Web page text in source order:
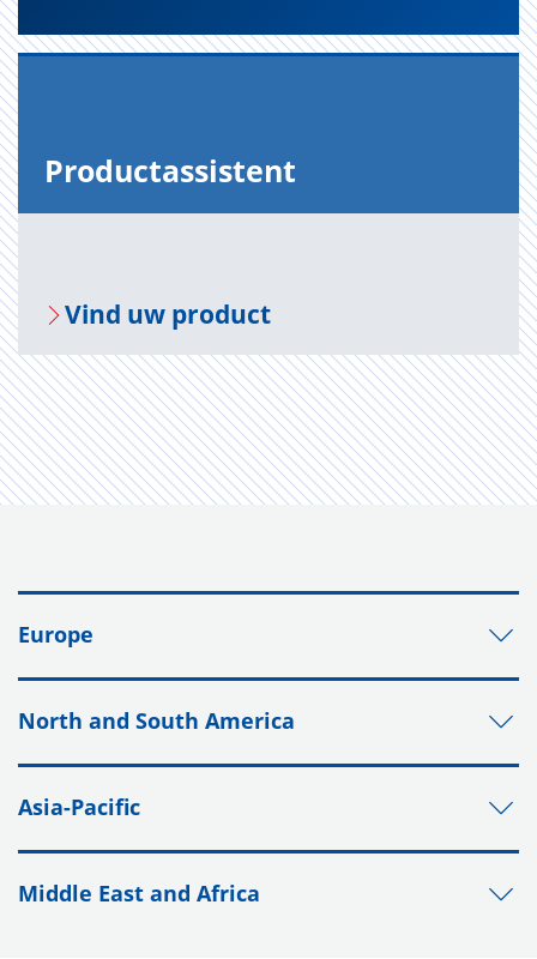
Pro­duct­as­sis­tent
Vind uw pro­duct
Europe
North and South America
Asia-Pacific
Middle East and Africa